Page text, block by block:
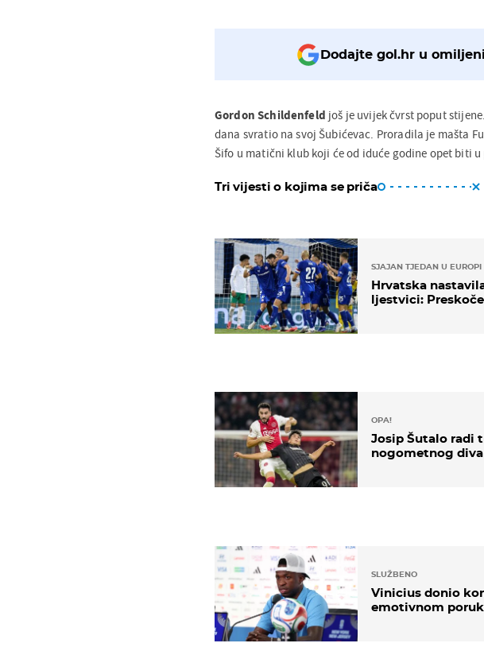
Dodajte gol.hr u
Gordon Schildenfeld još je uvijek čvrst poput
dana svratio na svoj Šubićevac. Proradila je mašta
Šifo u matični klub koji će od iduće godine opet biti
Tri vijesti o kojima se priča
SJAJAN TJEDAN U EUROPI
Hrvatska
ljestvici:
OPA!
Josip Šutalo radi
nogometnog
SLUŽBENO
Vinicius donio
emotivnom